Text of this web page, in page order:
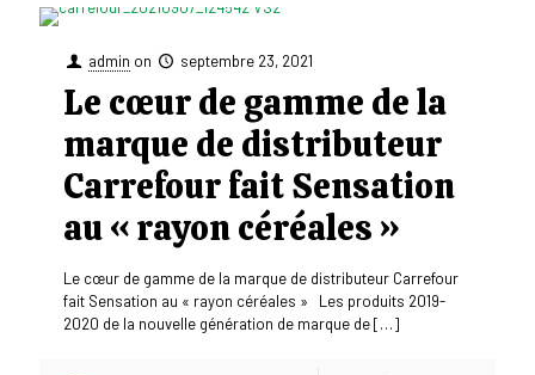
admin on septembre 23, 2021
Le cœur de gamme de la
marque de distributeur
Carrefour fait Sensation
au « rayon céréales »
Le cœur de gamme de la marque de distributeur Carrefour
fait Sensation au « rayon céréales » Les produits 2019-
2020 de la nouvelle génération de marque de[…]